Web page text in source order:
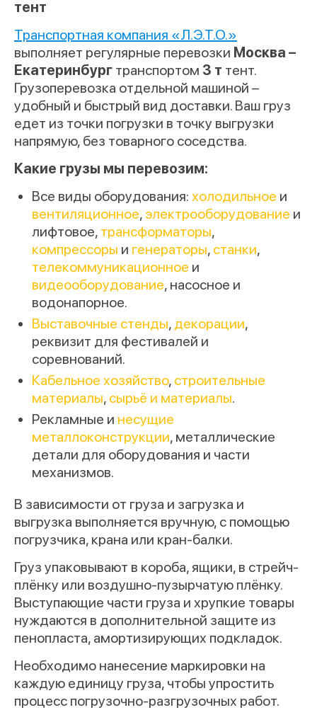
тент
Транспортная компания «Л.Э.Т.О.»
выполняет регулярные перевозки Москва –
Екатеринбург транспортом 3 т тент.
Грузоперевозка отдельной машиной –
удобный и быстрый вид доставки. Ваш груз
едет из точки погрузки в точку выгрузки
напрямую, без товарного соседства.
Какие грузы мы перевозим:
Все виды оборудования: холодильное и
вентиляционное, электрооборудование и
лифтовое, трансформаторы,
компрессоры и генераторы, станки,
телекоммуникационное и
видеооборудование, насосное и
водонапорное.
Выставочные стенды, декорации,
реквизит для фестивалей и
соревнований.
Кабельное хозяйство, строительные
материалы, сырьё и материалы.
Рекламные и несущие
металлоконструкции, металлические
детали для оборудования и части
механизмов.
В зависимости от груза и загрузка и
выгрузка выполняется вручную, с помощью
погрузчика, крана или кран-балки.
Груз упаковывают в короба, ящики, в стрейч-
плёнку или воздушно-пузырчатую плёнку.
Выступающие части груза и хрупкие товары
нуждаются в дополнительной защите из
пенопласта, амортизирующих подкладок.
Необходимо нанесение маркировки на
каждую единицу груза, чтобы упростить
процесс погрузочно-разгрузочных работ.